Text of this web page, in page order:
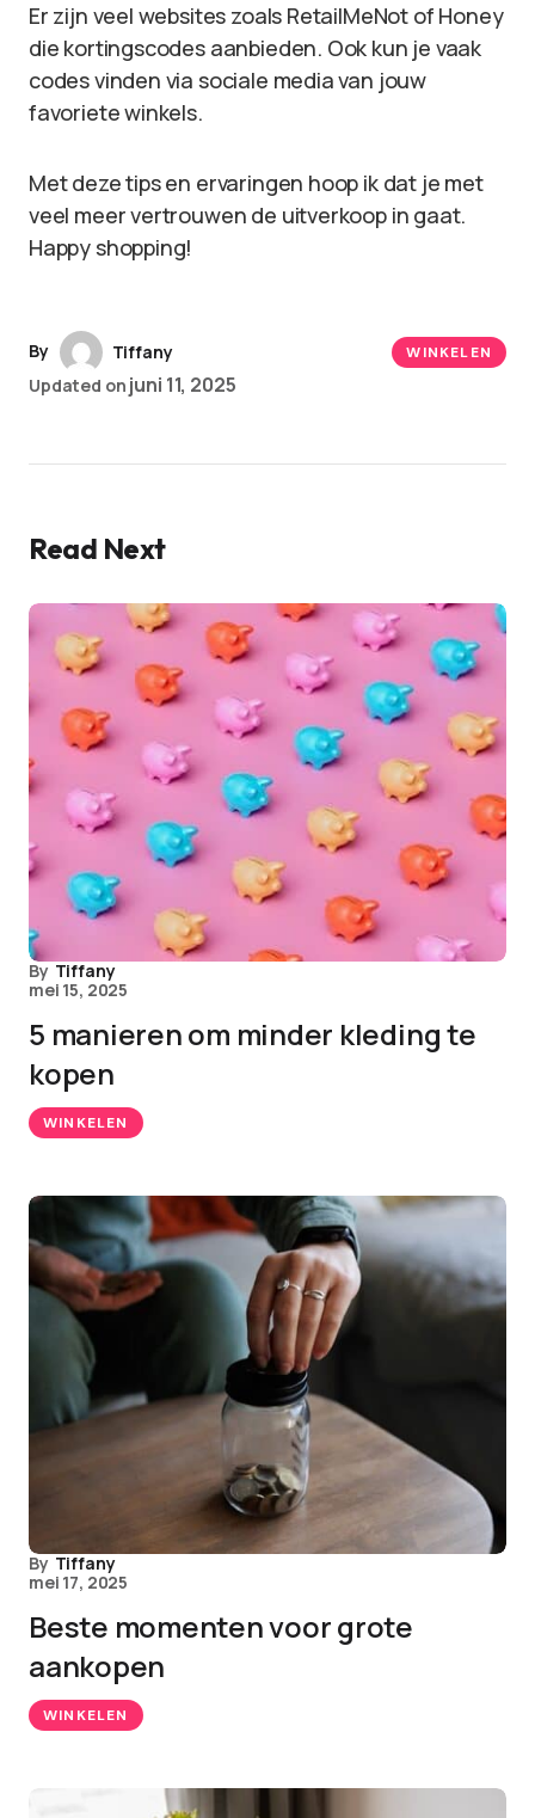
Er zijn veel websites zoals RetailMeNot of Honey
die kortingscodes aanbieden. Ook kun je vaak
codes vinden via sociale media van jouw
favoriete winkels.
Met deze tips en ervaringen hoop ik dat je met
veel meer vertrouwen de uitverkoop in gaat.
Happy shopping!
By
Tiffany
Updated on juni 11, 2025
WINKELEN
Read Next
By Tiffany
mei 15, 2025
5 manieren om minder kleding te
kopen
WINKELEN
By Tiffany
mei 17, 2025
Beste momenten voor grote
aankopen
WINKELEN